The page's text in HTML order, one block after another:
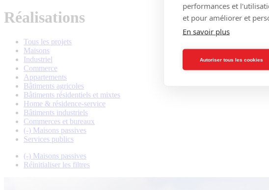
Réalisations
Tous les projets
Maisons
Industriel
Commerce
Appartements
Bâtiments agricoles
Bâtiments résidentiels et mixtes
Home & résidence-service
Bâtiments industriels
Commerces et bureaux
(-) Maisons passives
Services publics
(-) Maisons passives
Réinitialiser les filtres
performances et
et pour améliorer et
En savoir plus
Autoriser tous les cookies